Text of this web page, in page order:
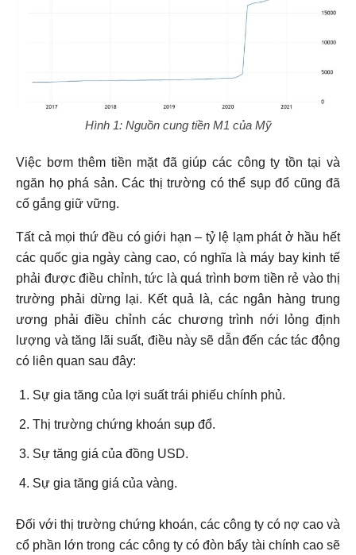
Hình 1: Nguồn cung tiền M1 của Mỹ
Việc bơm thêm tiền mặt đã giúp các công ty tồn tại và
ngăn họ phá sản. Các thị trường có thể sụp đổ cũng đã
cố gắng giữ vững.
Tất cả mọi thứ đều có giới hạn – tỷ lệ lạm phát ở hầu hết
các quốc gia ngày càng cao, có nghĩa là máy bay kinh tế
phải được điều chỉnh, tức là quá trình bơm tiền rẻ vào thị
trường phải dừng lại. Kết quả là, các ngân hàng trung
ương phải điều chỉnh các chương trình nới lỏng định
lượng và tăng lãi suất, điều này sẽ dẫn đến các tác động
có liên quan sau đây:
Sự gia tăng của lợi suất trái phiếu chính phủ.
Thị trường chứng khoán sụp đổ.
Sự tăng giá của đồng USD.
Sự gia tăng giá của vàng.
Đối với thị trường chứng khoán, các công ty có nợ cao và
cổ phần lớn trong các công ty có đòn bẩy tài chính cao sẽ